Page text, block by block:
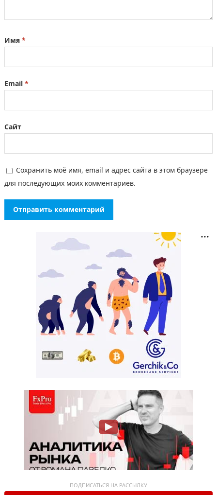
Имя *
Email *
Сайт
Сохранить моё имя, email и адрес сайта в этом браузере
для последующих моих комментариев.
ПОДПИСАТЬСЯ НА РАССЫЛКУ